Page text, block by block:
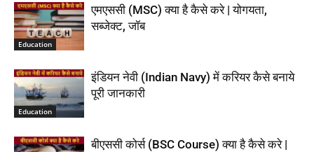
Education
एमएससी (MSC) क्या है कैसे करे | योगयता,
सब्जेक्ट, जॉब
Education
इंडियन नेवी (Indian Navy) में करियर कैसे बनाये
पूरी जानकारी
बीएससी कोर्स (BSC Course) क्या है कैसे करे |